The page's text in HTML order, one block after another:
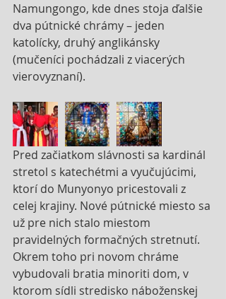
Namungongo, kde dnes stoja ďalšie
dva pútnické chrámy – jeden
katolícky, druhý anglikánsky
(mučeníci pochádzali z viacerých
vierovyznaní).
Pred začiatkom slávnosti sa kardinál
stretol s katechétmi a vyučujúcimi,
ktorí do Munyonyo pricestovali z
celej krajiny. Nové pútnické miesto sa
už pre nich stalo miestom
pravidelných formačných stretnutí.
Okrem toho pri novom chráme
vybudovali bratia minoriti dom, v
ktorom sídli stredisko náboženskej